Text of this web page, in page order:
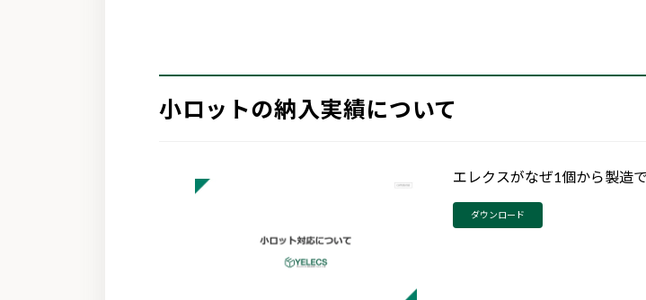
小ロットの納入実績について
エレクスがなぜ1個から製造
ダウンロード